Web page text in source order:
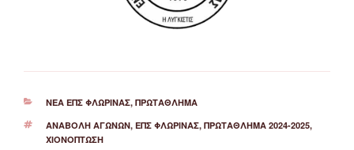
ΚΑΤΗΓΟΡΊΕΣ
ΝΈΑ ΕΠΣ ΦΛΏΡΙΝΑΣ, ΠΡΩΤΆΘΛΗΜΑ
ΕΤΙΚΈΤΕΣ
ΑΝΑΒΟΛΉ ΑΓΏΝΩΝ, ΕΠΣ ΦΛΏΡΙΝΑΣ, ΠΡΩΤΆΘΛΗΜΑ 2024-2025,
ΧΙΟΝΌΠΤΩΣΗ